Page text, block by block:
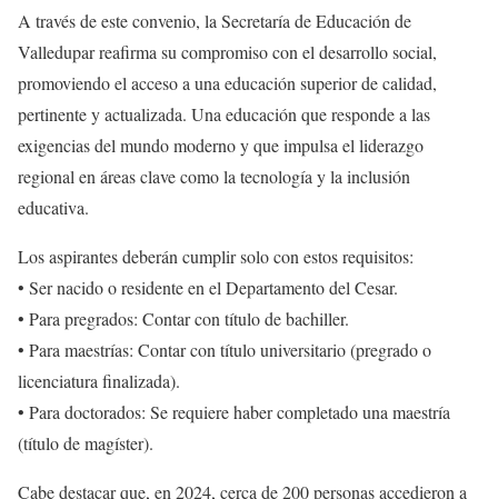
A través de este convenio, la Secretaría de Educación de
Valledupar reafirma su compromiso con el desarrollo social,
promoviendo el acceso a una educación superior de calidad,
pertinente y actualizada. Una educación que responde a las
exigencias del mundo moderno y que impulsa el liderazgo
regional en áreas clave como la tecnología y la inclusión
educativa.
Los aspirantes deberán cumplir solo con estos requisitos:
• Ser nacido o residente en el Departamento del Cesar.
• Para pregrados: Contar con título de bachiller.
• Para maestrías: Contar con título universitario (pregrado o
licenciatura finalizada).
• Para doctorados: Se requiere haber completado una maestría
(título de magíster).
Cabe destacar que, en 2024, cerca de 200 personas accedieron a